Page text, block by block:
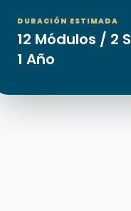
DURACIÓN ESTIMADA
12 Módulos / 2
1 Año